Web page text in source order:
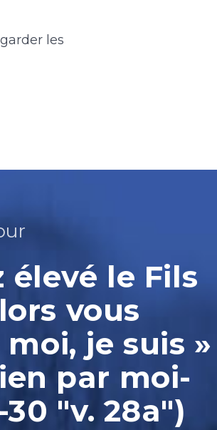
les
élevé le Fils
vous
je suis »
par moi-
"v. 28a")